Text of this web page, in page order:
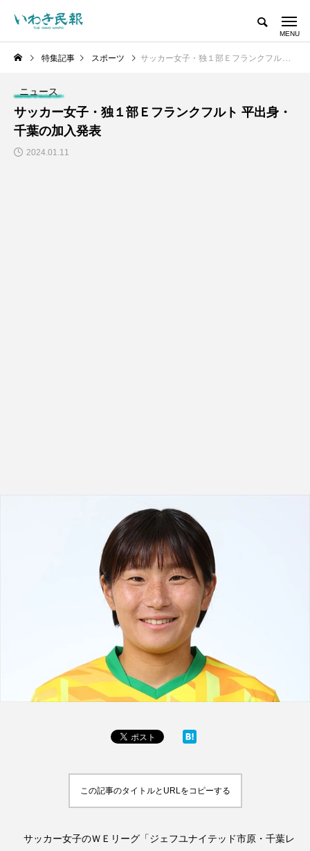
特集記事 スポーツ サッカー女子・独１部Ｅフランクフルト 平出身・千葉の加入発表
ニュース
サッカー女子・独１部Ｅフランクフルト 平出身・
千葉の加入発表
2024.01.11
この記事のタイトルとURLをコピーする
サッカー女子のＷＥリーグ「ジェフユナイテッド市原・千葉レ